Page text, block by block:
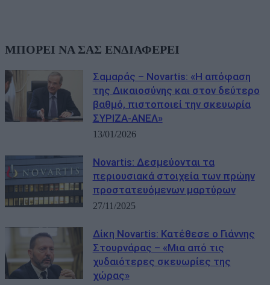
ΜΠΟΡΕΙ ΝΑ ΣΑΣ ΕΝΔΙΑΦΕΡΕΙ
Σαμαράς – Novartis: «Η απόφαση
της Δικαιοσύνης και στον δεύτερο
βαθμό, πιστοποιεί την σκευωρία
ΣΥΡΙΖΑ-ΑΝΕΛ»
13/01/2026
Novartis: Δεσμεύονται τα
περιουσιακά στοιχεία των πρώην
προστατευόμενων μαρτύρων
27/11/2025
Δίκη Novartis: Κατέθεσε ο Γιάννης
Στουρνάρας – «Μια από τις
χυδαιότερες σκευωρίες της
χώρας»